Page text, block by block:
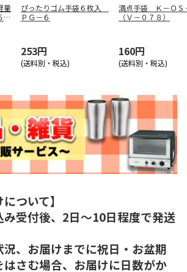
量
０
ぴったりゴム手袋６枚入
ＰＧ－６
253円
(送料別・税込)
満点手袋 Ｋ－ＯＳ
（Ｖ－０７８）
160円
(送料別・税込)
ついて】
受付後、2日～10日程度で発送
、お届けまでに祝日・お盆期
さむ場合、お届けに日数がか